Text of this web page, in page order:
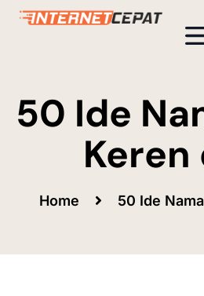
50 Ide
Keren
Home 50 Ide